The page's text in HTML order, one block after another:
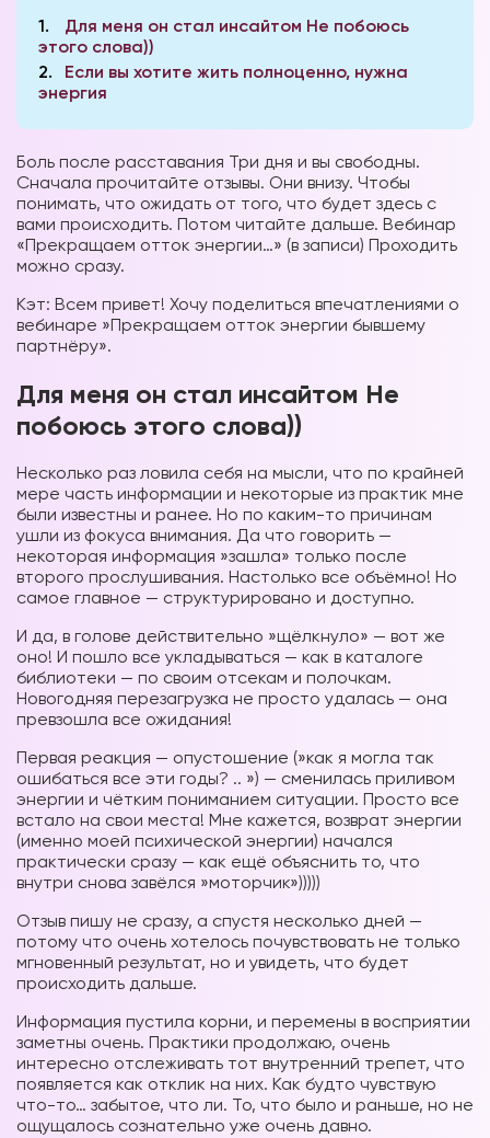
1
Для меня он стал инсайтом Не побоюсь
этого слова))
2
Если вы хотите жить полноценно, нужна
энергия
Боль после расставания Три дня и вы свободны.
Сначала прочитайте отзывы. Они внизу. Чтобы
понимать, что ожидать от того, что будет здесь с
вами происходить. Потом читайте дальше. Вебинар
«Прекращаем отток энергии…» (в записи) Проходить
можно сразу.
Кэт: Всем привет! Хочу поделиться впечатлениями о
вебинаре »Прекращаем отток энергии бывшему
партнёру».
Для меня он стал инсайтом Не
побоюсь этого слова))
Несколько раз ловила себя на мысли, что по крайней
мере часть информации и некоторые из практик мне
были известны и ранее. Но по каким-то причинам
ушли из фокуса внимания. Да что говорить —
некоторая информация »зашла» только после
второго прослушивания. Настолько все объёмно! Но
самое главное — структурировано и доступно.
И да, в голове действительно »щёлкнуло» — вот же
оно! И пошло все укладываться — как в каталоге
библиотеки — по своим отсекам и полочкам.
Новогодняя перезагрузка не просто удалась — она
превзошла все ожидания!
Первая реакция — опустошение (»как я могла так
ошибаться все эти годы? .. ») — сменилась приливом
энергии и чётким пониманием ситуации. Просто все
встало на свои места! Мне кажется, возврат энергии
(именно моей психической энергии) начался
практически сразу — как ещё объяснить то, что
внутри снова завёлся »моторчик»)))))
Отзыв пишу не сразу, а спустя несколько дней —
потому что очень хотелось почувствовать не только
мгновенный результат, но и увидеть, что будет
происходить дальше.
Информация пустила корни, и перемены в восприятии
заметны очень. Практики продолжаю, очень
интересно отслеживать тот внутренний трепет, что
появляется как отклик на них. Как будто чувствую
что-то… забытое, что ли. То, что было и раньше, но не
ощущалось сознательно уже очень давно.